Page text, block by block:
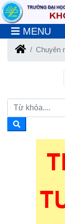
MENU
Chuyên